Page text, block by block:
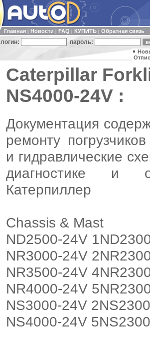
Главная Новости FAQ КУПИТЬ Обратная связь
логин: пароль:
Caterpillar
NS4000-24V :
Документация
ремонту
и гидравлические
диагностике и
Катерпиллер
Chassis & Mast
ND2500-24V
NR3000-24V
NR3500-24V
NR4000-24V
NS3000-24V
NS4000-24V